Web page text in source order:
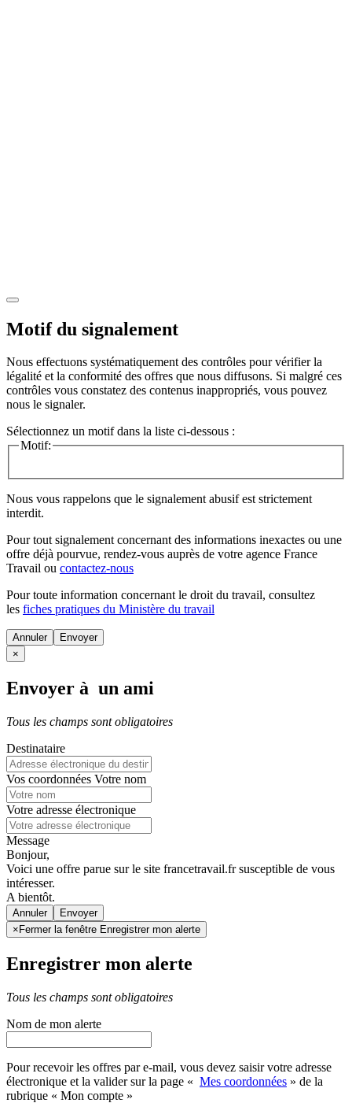
Motif du signalement
Nous effectuons systématiquement des contrôles pour vérifier la
légalité et la conformité des offres que nous diffusons. Si malgré ces
contrôles vous constatez des contenus inappropriés, vous pouvez
nous le signaler.
Sélectionnez un motif dans la liste ci-dessous :
Motif:
Nous vous rappelons que le signalement abusif est strictement
interdit.
Pour tout signalement concernant des informations inexactes ou une
offre déjà pourvue, rendez-vous auprès de votre agence France
Travail ou contactez-nous
Pour toute information concernant le droit du travail, consultez
les fiches pratiques du Ministère du travail
Annuler
×
Envoyer à un ami
Tous les champs sont obligatoires
Destinataire
Vos coordonnées Votre nom
Votre adresse électronique
Message
Bonjour,
Voici une offre parue sur le site francetravail.fr susceptible de vous
intéresser.
A bientôt.
Annuler
× Fermer la fenêtre Enregistrer mon alerte
Enregistrer mon alerte
Tous les champs sont obligatoires
Nom de mon alerte
Pour recevoir les offres par e-mail, vous devez saisir votre adresse
électronique et la valider sur la page « Mes coordonnées » de la
rubrique « Mon compte »